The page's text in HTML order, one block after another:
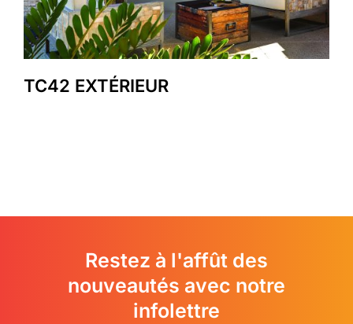
TC42 EXTÉRIEUR
Restez à l'affût des
nouveautés avec notre
infolettre